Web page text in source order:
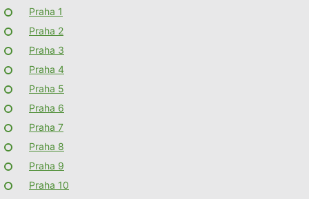
Praha 1
Praha 2
Praha 3
Praha 4
Praha 5
Praha 6
Praha 7
Praha 8
Praha 9
Praha 10